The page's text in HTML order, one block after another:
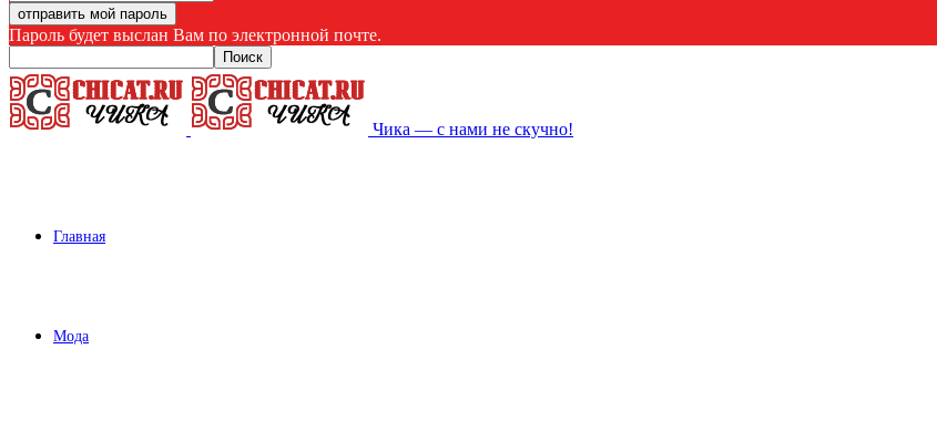
Пароль будет выслан Вам по электронной почте.
Чика — с нами не скучно!
Главная
Мода